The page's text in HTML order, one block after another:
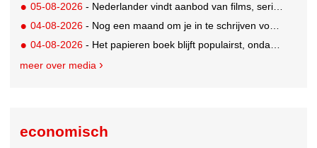
05-08-2026 - Nederlander vindt aanbod van films, series en sport vaak versnipperd
04-08-2026 - Nog een maand om je in te schrijven voor de Mercurs 2026
04-08-2026 - Het papieren boek blijft populairst, ondanks digitale alternatieven
meer over media
economisch